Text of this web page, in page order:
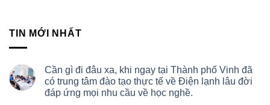
TIN MỚI NHẤT
Cần gì đi đâu xa, khi ngay tại Thành phố Vinh đã
có trung tâm đào tạo thực tế về Điện lạnh lâu đời
đáp ứng mọi nhu cầu về học nghề.